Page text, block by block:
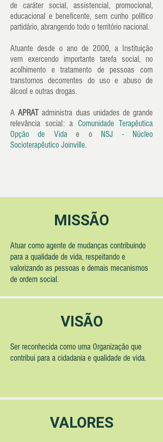
de caráter social, assistencial, promocional,
educacional e beneficente, sem cunho político
partidário, abrangendo todo o território nacional.
Atuante desde o ano de 2000, a Instituição
vem exercendo importante tarefa social, no
acolhimento e tratamento de pessoas com
transtornos decorrentes do uso e abuso de
álcool e outras drogas.
AAPRATadministra duas unidades de grande
relevância social: a Comunidade Terapêutica
Opção de Vida
e o NSJ - Núcleo
Socioterapêutico Joinville.
MISSÃO
Atuar como agente de mudanças contribuindo
para a qualidade de vida, respeitando e
valorizando as pessoas e demais mecanismos
de ordem social.
VISÃO
Ser reconhecida como uma Organização que
contribui para a cidadania e qualidade de vida.
VALORES